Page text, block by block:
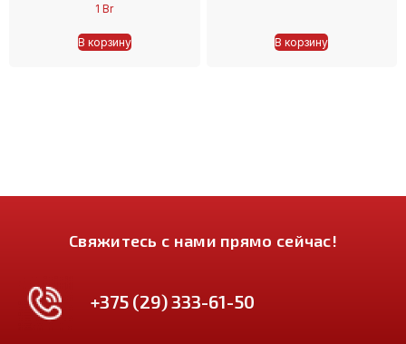
1Br
В корзину В корзину
Свяжитесь с нами прямо сейчас!
+375 (29) 333-61-50